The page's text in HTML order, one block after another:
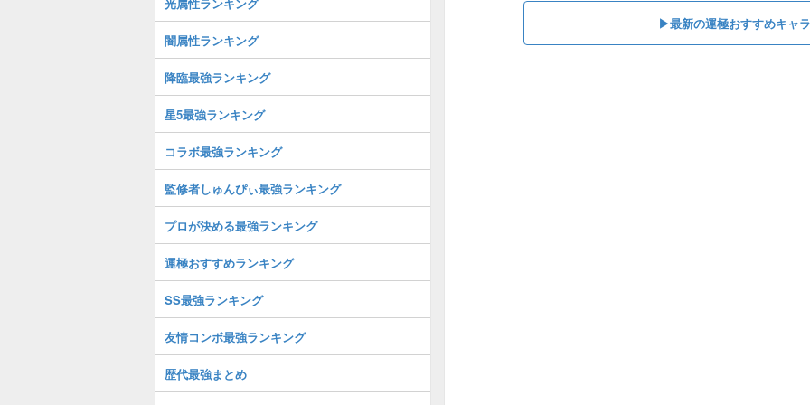
▶最新の運極おすすめキャ
闇属性ランキング
降臨最強ランキング
星5最強ランキング
コラボ最強ランキング
監修者しゅんぴぃ最強ランキング
プロが決める最強ランキング
運極おすすめランキング
SS最強ランキング
友情コンボ最強ランキング
歴代最強まとめ